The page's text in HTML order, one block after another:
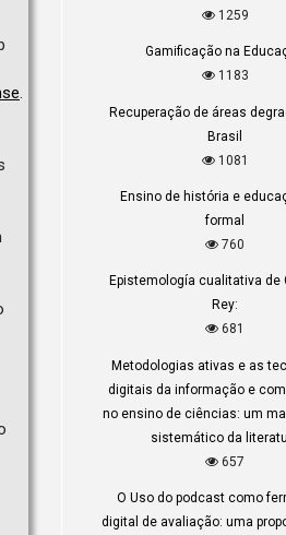
1259
Gamificação na
1183
Recuperação de áreas
Brasil
1081
Ensino de história e
formal
760
Epistemología cualitativa de
Rey:
681
Metodologias ativas e as
digitais da informação e
no ensino de ciências: um
sistemático da
657
O Uso do podcast como
digital de avaliação: uma